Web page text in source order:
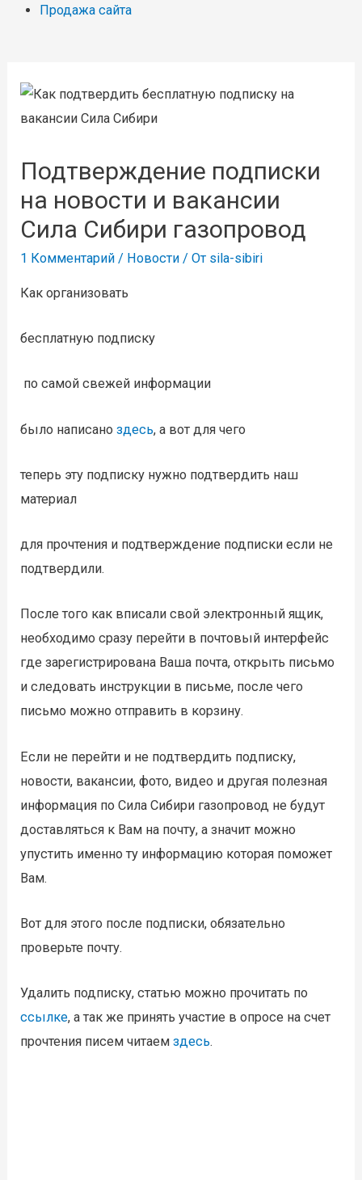
Продажа сайта
Подтверждение подписки
на новости и вакансии
Сила Сибири газопровод
1 Комментарий / Новости / От sila-sibiri
Как организовать
бесплатную подписку
по самой свежей информации
было написаноздесь, а вот для чего
теперь эту подписку нужно подтвердить наш
материал
для прочтения и подтверждение подписки если не
подтвердили.
После того как вписали свой электронный ящик,
необходимо сразу перейти в почтовый интерфейс
где зарегистрирована Ваша почта, открыть письмо
и следовать инструкции в письме, после чего
письмо можно отправить в корзину.
Если не перейти и не подтвердить подписку,
новости, вакансии, фото, видео и другая полезная
информация по Сила Сибири газопровод не будут
доставляться к Вам на почту, а значит можно
упустить именно ту информацию которая поможет
Вам.
Вот для этого после подписки, обязательно
проверьте почту.
Удалить подписку, статью можно прочитать по
ссылке, а так же принять участие в опросе на счет
прочтения писем читаемздесь.